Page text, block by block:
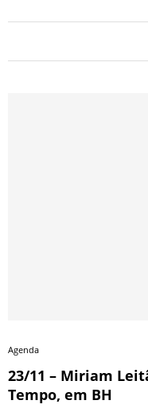
Agenda
23/11 – Miriam
Tempo, em BH